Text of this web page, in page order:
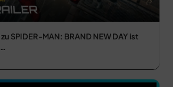
SPIDER-MAN: BRAND NEW DAY ist